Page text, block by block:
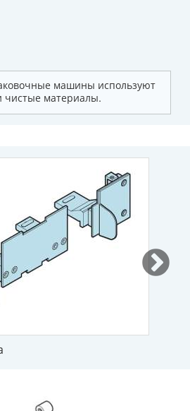
машины используют
чистые материалы.